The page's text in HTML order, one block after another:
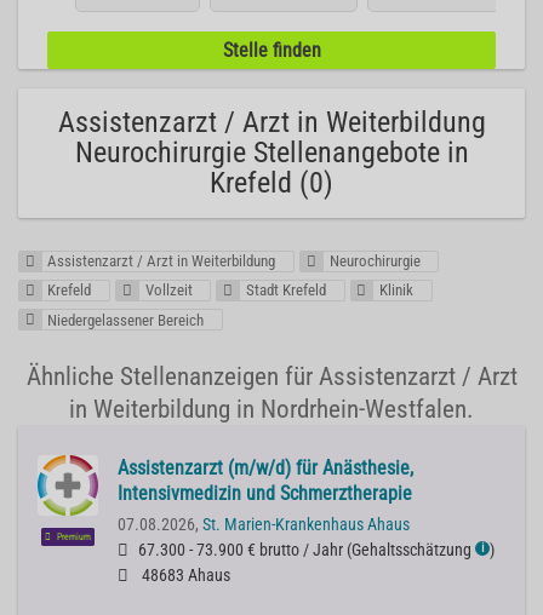
Assistenzarzt / Arzt in Weiterbildung
Neurochirurgie Stellenangebote in
Krefeld (0)
Assistenzarzt / Arzt in Weiterbildung
Neurochirurgie
Krefeld
Vollzeit Stadt Krefeld
Klinik
Niedergelassener Bereich
Ähnliche Stellenanzeigen für Assistenzarzt / Arzt
in Weiterbildung in Nordrhein-Westfalen.
Premium
Assistenzarzt (m/w/d) für Anästhesie,
Intensivmedizin und Schmerztherapie
07.08.2026, St. Marien-Krankenhaus Ahaus
67.300 - 73.900 € brutto / Jahr (Gehaltsschätzung ℹ )
48683 Ahaus